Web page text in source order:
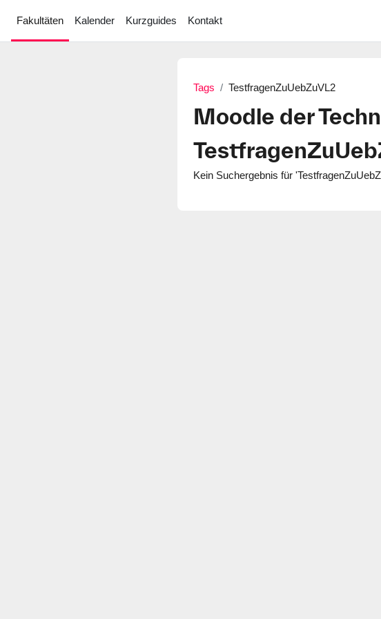
Fakultäten
Kalender Kurzguides Kontakt
Tags TestfragenZuUebZuVL2
Moodle der
Kein Suchergebnis für